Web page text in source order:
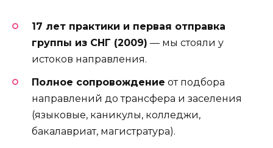
17 лет практики и первая отправка
группы из СНГ (2009) — мы стояли у
истоков направления.
Полное сопровождение от подбора
направлений до трансфера и заселения
(языковые, каникулы, колледжи,
бакалавриат, магистратура).